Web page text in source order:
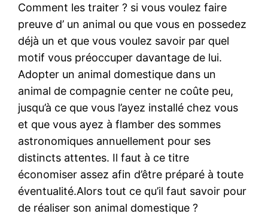
Comment les traiter ? si vous voulez faire
preuve d’ un animal ou que vous en possedez
déjà un et que vous voulez savoir par quel
motif vous préoccuper davantage de lui.
Adopter un animal domestique dans un
animal de compagnie center ne coûte peu,
jusqu’à ce que vous l’ayez installé chez vous
et que vous ayez à flamber des sommes
astronomiques annuellement pour ses
distincts attentes. Il faut à ce titre
économiser assez afin d’être préparé à toute
éventualité.Alors tout ce qu’il faut savoir pour
de réaliser son animal domestique ?